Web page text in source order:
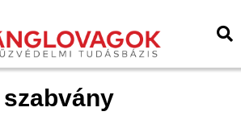
szabvány